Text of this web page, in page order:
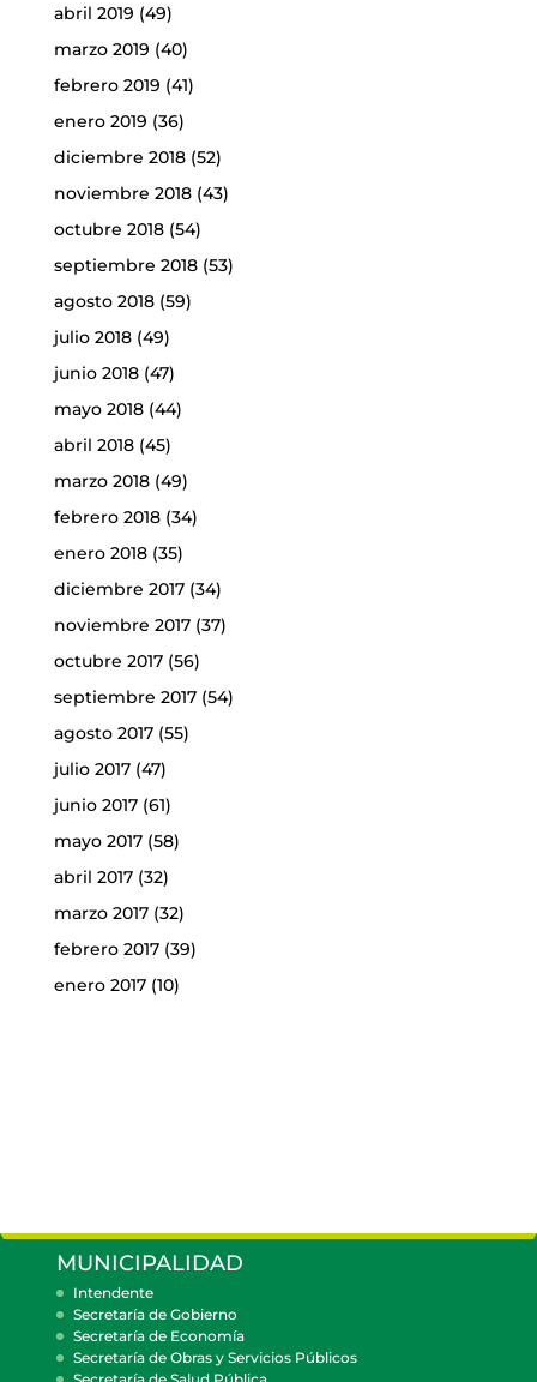
abril 2019 (49)
marzo 2019 (40)
febrero 2019 (41)
enero 2019 (36)
diciembre 2018(52)
noviembre 2018(43)
octubre 2018(54)
septiembre 2018(53)
agosto 2018(59)
julio 2018(49)
junio 2018(47)
mayo 2018(44)
abril 2018(45)
marzo 2018(49)
febrero 2018(34)
enero 2018(35)
diciembre 2017(34)
noviembre 2017(37)
octubre 2017(56)
septiembre 2017(54)
agosto 2017(55)
julio 2017(47)
junio 2017(61)
mayo 2017(58)
abril 2017(32)
marzo 2017(32)
febrero 2017(39)
enero 2017(10)
MUNICIPALIDAD
Intendente
Secretaría de Gobierno
Secretaría de Economía
Secretaría de Obras y Servicios Públicos